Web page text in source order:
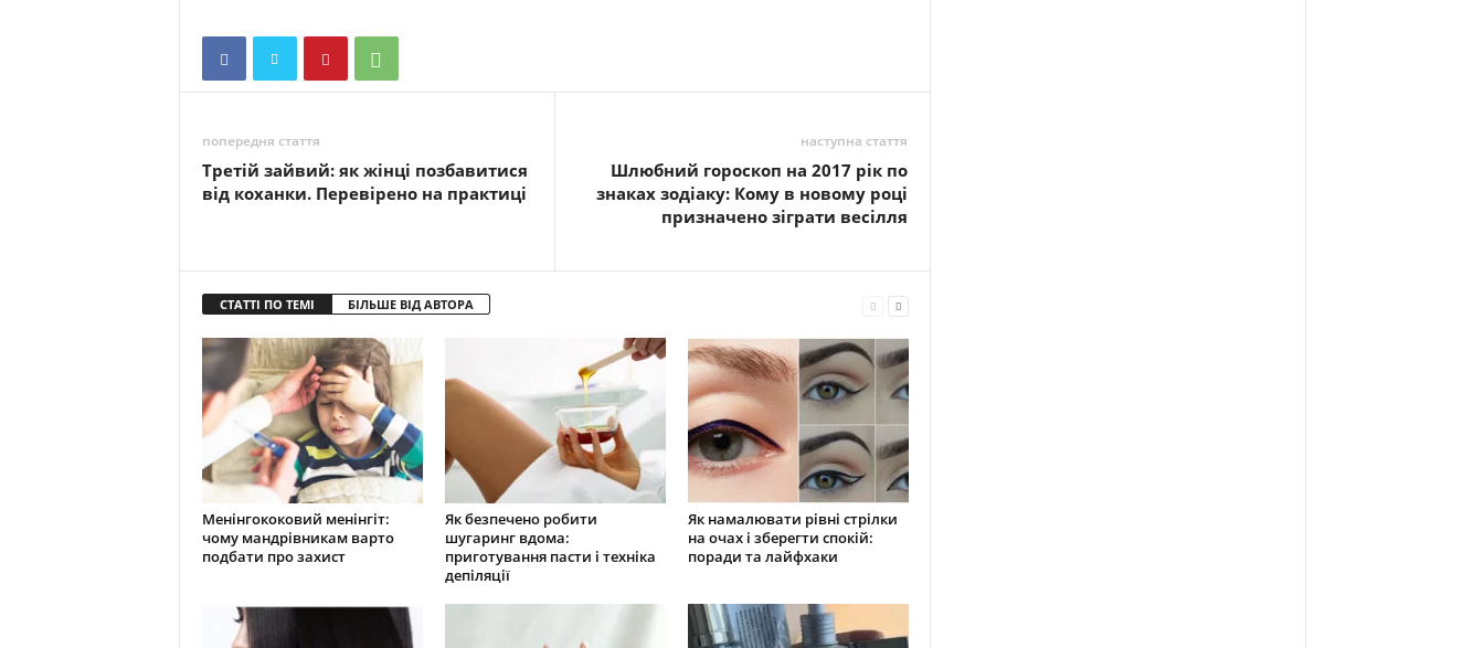
попередня стаття
Третій зайвий: як жінці позбавитися
від коханки. Перевірено на практиці
наступна стаття
Шлюбний гороскоп на 2017 рік по
знаках зодіаку: Кому в новому році
призначено зіграти весілля
СТАТТІ ПО ТЕМІ БІЛЬШЕ ВІД АВТОРА
Менінгококовий менінгіт:
чому мандрівникам варто
подбати про захист
Як безпечено робити
шугаринг вдома:
приготування пасти і техніка
депіляції
Як намалювати рівні стрілки
на очах і зберегти спокій:
поради та лайфхаки